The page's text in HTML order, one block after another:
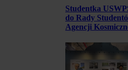
Studentka
do Rady
Agencji